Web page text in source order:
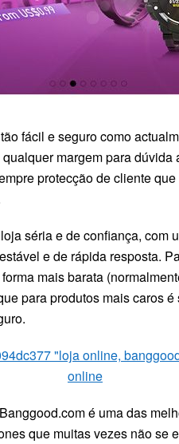
fácil e seguro como
margem para
protecção de cliente
séria e de confiança, com
e de rápida resposta.
mais barata
para produtos mais caros
é uma das
que muitas vezes não se